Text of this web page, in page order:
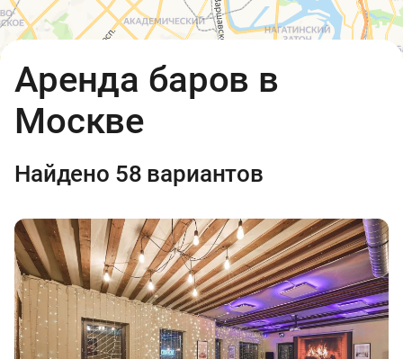
Аренда баров в
Москве
Найдено 58 вариантов
2